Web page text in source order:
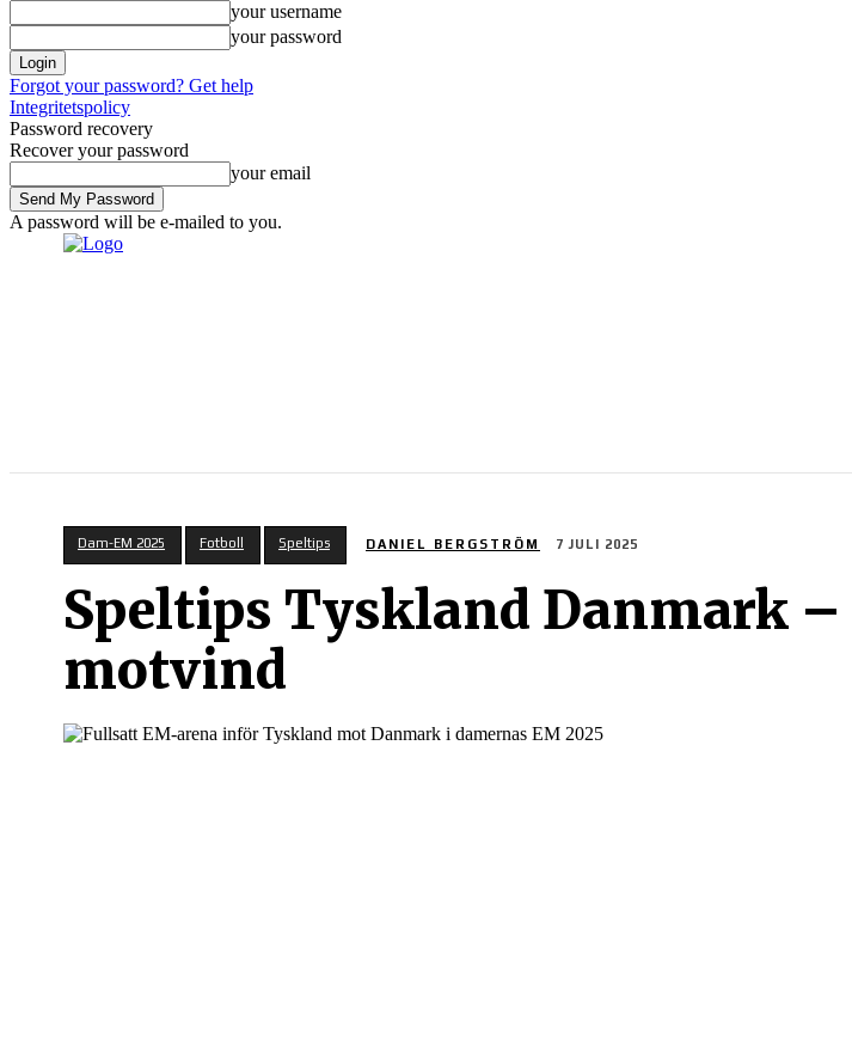
your username
your password
Forgot your password? Get help
Integritetspolicy
Password recovery
Recover your password
your email
A password will be e-mailed to you.
Dam-EM 2025 Fotboll Speltips DANIEL BERGSTRÖM 7 JULI 2025
Speltips Tyskland Danmark
motvind